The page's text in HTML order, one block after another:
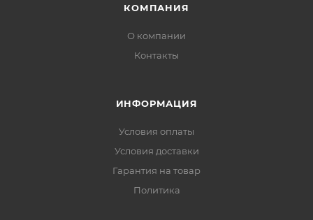
КОМПАНИЯ
О компании
Контакты
ИНФОРМАЦИЯ
Условия оплаты
Условия доставки
Гарантия на товар
Политика